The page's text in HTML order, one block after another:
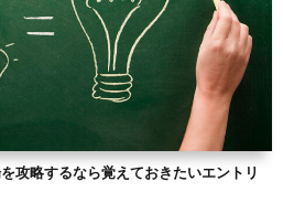
攻略するなら覚えておきたいエントリ